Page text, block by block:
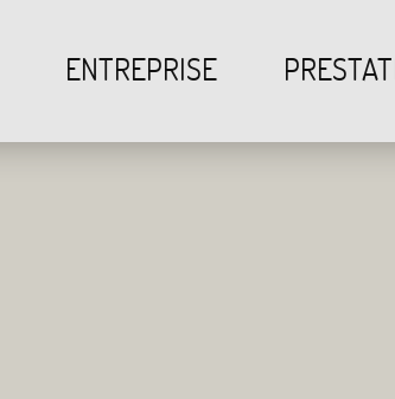
ENTREPRISE